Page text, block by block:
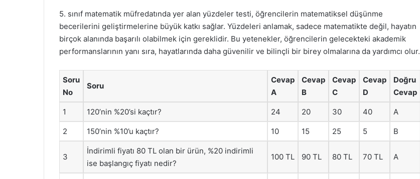
5. sınıf matematik müfredatında yer alan yüzdeler testi, öğrencilerin matematiksel düşünme
becerilerini geliştirmelerine büyük katkı sağlar. Yüzdeleri anlamak, sadece matematikte değil, hayatın
birçok alanında başarılı olabilmek için gereklidir. Bu yetenekler, öğrencilerin gelecekteki akademik
performanslarının yanı sıra, hayatlarında daha güvenilir ve bilinçli bir birey olmalarına da yardımcı olur.
Soru
No
Soru
Cevap
A
Cevap
B
Cevap
C
Cevap
D
Doğru
Cevap
1 120’nin %20’si kaçtır? 24 20 30 40 A
2 150’nin %10’u kaçtır? 10 15 25 5 B
3
İndirimli fiyatı 80 TL olan bir ürün, %20 indirimli
ise başlangıç fiyatı nedir?
100 TL 90 TL 80 TL 70 TL A